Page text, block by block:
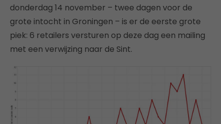
donderdag 14 november – twee dagen voor de
grote intocht in Groningen – is er de eerste grote
piek: 6 retailers versturen op deze dag een mailing
met een verwijzing naar de Sint.